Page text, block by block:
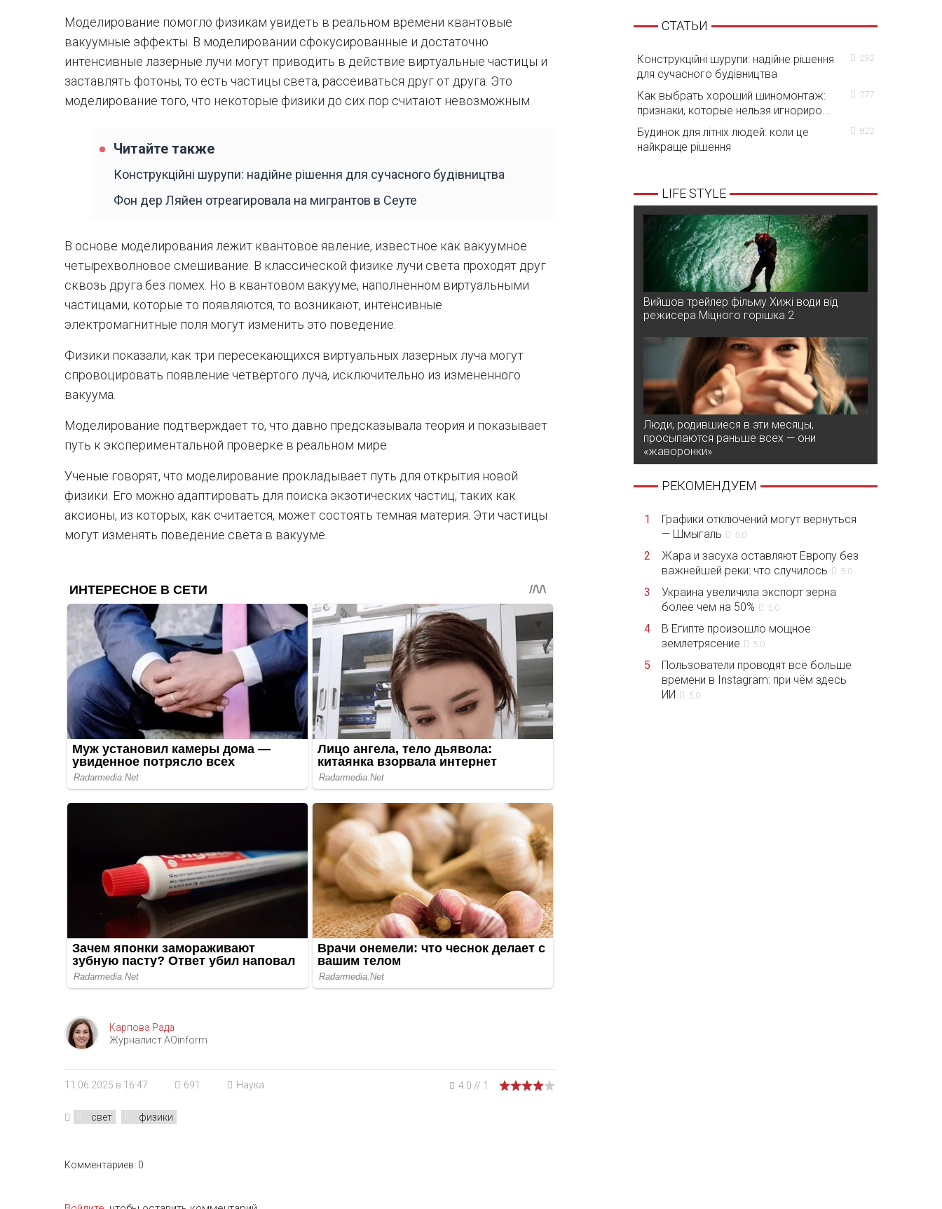
Моделирование помогло физикам увидеть в реальном времени квантовые
вакуумные эффекты. В моделировании сфокусированные и достаточно
интенсивные лазерные лучи могут приводить в действие виртуальные частицы и
заставлять фотоны, то есть частицы света, рассеиваться друг от друга. Это
моделирование того, что некоторые физики до сих пор считают невозможным.
Читайте также
Конструкційні шурупи: надійне рішення для сучасного будівництва
Фон дер Ляйен отреагировала на мигрантов в Сеуте
В основе моделирования лежит квантовое явление, известное как вакуумное
четырехволновое смешивание. В классической физике лучи света проходят друг
сквозь друга без помех. Но в квантовом вакууме, наполненном виртуальными
частицами, которые то появляются, то возникают, интенсивные
электромагнитные поля могут изменить это поведение.
Физики показали, как три пересекающихся виртуальных лазерных луча могут
спровоцировать появление четвертого луча, исключительно из измененного
вакуума.
Моделирование подтверждает то, что давно предсказывала теория и показывает
путь к экспериментальной проверке в реальном мире.
Ученые говорят, что моделирование прокладывает путь для открытия новой
физики. Его можно адаптировать для поиска экзотических частиц, таких как
аксионы, из которых, как считается, может состоять темная материя. Эти частицы
могут изменять поведение света в вакууме.
Карпова Рада
Журналист AOinform
11.06.2025 в 16:47 691 Наука 4.0 // 1
свет физики
Комментариев: 0
СТАТЬИ
Конструкційні шурупи: надійне рішення
для сучасного будівництва
292
Как выбрать хороший шиномонтаж:
признаки, которые нельзя игнориро...
277
Будинок для літніх людей: коли це
найкраще рішення
822
LIFE STYLE
Вийшов трейлер фільму Хижі води від
режисера Міцного горішка 2
Люди, родившиеся в эти месяцы,
просыпаются раньше всех — они
«жаворонки»
РЕКОМЕНДУЕМ
1
Графики отключений могут вернуться
— Шмыгаль
5.0
2
Жара и засуха оставляют Европу без
важнейшей реки: что случилось
5.0
3
Украина увеличила экспорт зерна
более чем на 50%
5.0
4
В Египте произошло мощное
землетрясение
5.0
5
Пользователи проводят всё больше
времени в Instagram: при чём здесь
ИИ
5.0